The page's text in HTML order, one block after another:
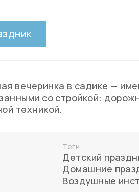
вечеринка в садике —
со стройкой:
техникой.
Теги
Детский
Домашние
Воздушные